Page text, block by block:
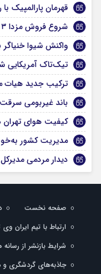
قهرمان پارالمپیک
شروع فروش مزدا ۳ بهمن موتور در فروردین ماه 1405+ جدول
واکنش شیوا
تیک‌تاک آمریکایی
ترکیب جدید
باند غیربومی
کیفیت هوای تهران در
مدیریت کشور
دیدار مردمی
صفحه نخست
ارتباط با تیم ایران وی
شرایط بازنشر از رسانه
جاذبه‌های گردشگری و